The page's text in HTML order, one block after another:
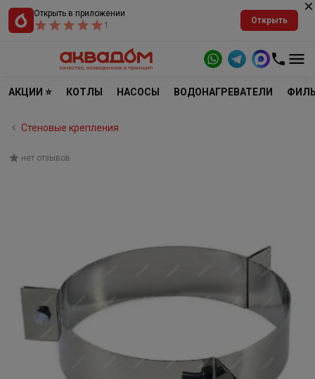
Открыть в приложении
1
Открыть
АКЦИИ ⭐ КОТЛЫ НАСОСЫ ВОДОНАГРЕВАТЕЛИ
Стеновые крепления
нет отзывов